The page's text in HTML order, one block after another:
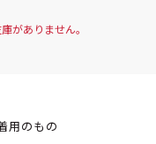
がありません。
用のもの